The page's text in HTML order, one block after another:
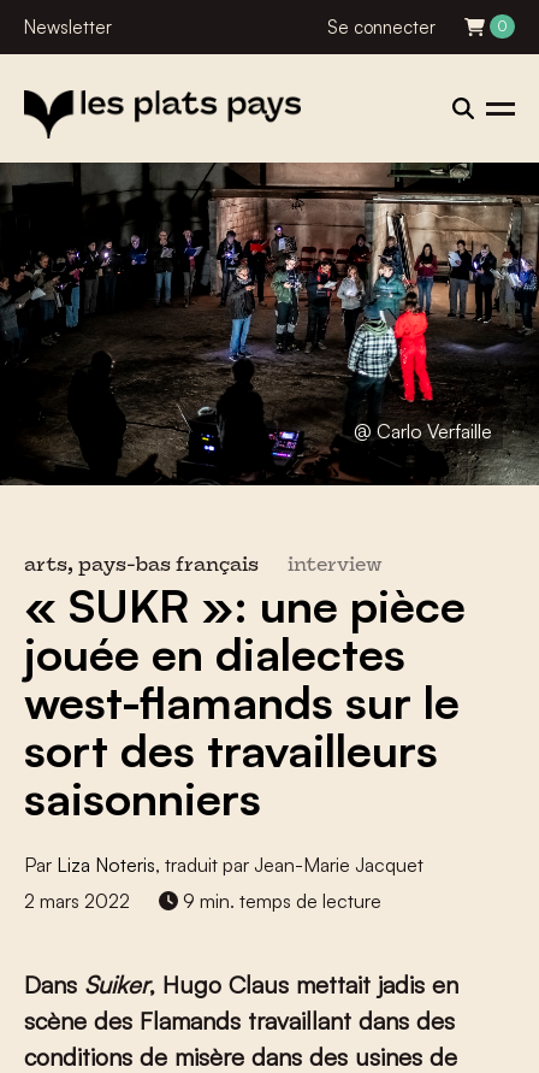
Newsletter Se connecter 0
@ Carlo Verfaille
arts, pays-bas français interview
« SUKR »: une pièce
jouée en dialectes
west-flamands sur le
sort des travailleurs
saisonniers
Par Liza Noteris, traduit par Jean-Marie Jacquet
2 mars 2022
9 min. temps de lecture
Dans Suiker, Hugo Claus mettait jadis en
scène des Flamands travaillant dans des
conditions de misère dans des usines de